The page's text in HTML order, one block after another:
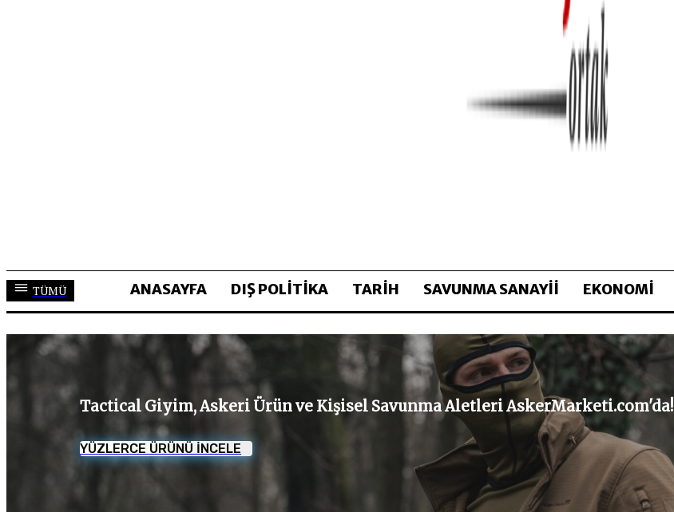
TÜMÜ ANASAYFA DIŞ POLİTİKA TARİH SAVUNMA SANAYİİ EKONOMİ
Tactical Giyim, Askeri Ürün ve Kişisel Savunma Aletleri AskerMarketi.com'da!
YÜZLERCE ÜRÜNÜ İNCELE